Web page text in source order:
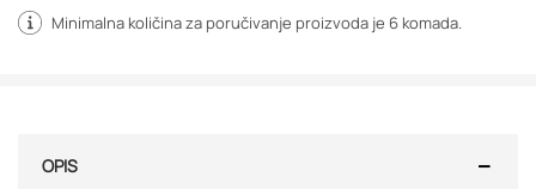
Minimalna količina za poručivanje proizvoda je 6 komada
OPIS